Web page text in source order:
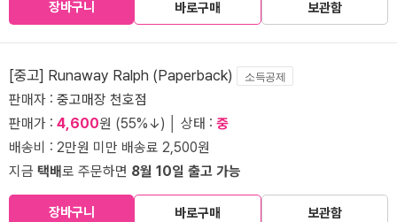
장바구니 바로구매 보관함
[중고] Runaway Ralph (Paperback) 소득공제
판매자 : 중고매장 천호점
판매가 : 4,600원 (55%↓) │ 상태 : 중
배송비 : 2만원 미만 배송료 2,500원
지금 택배로 주문하면 8월 10일 출고 가능
장바구니 바로구매 보관함